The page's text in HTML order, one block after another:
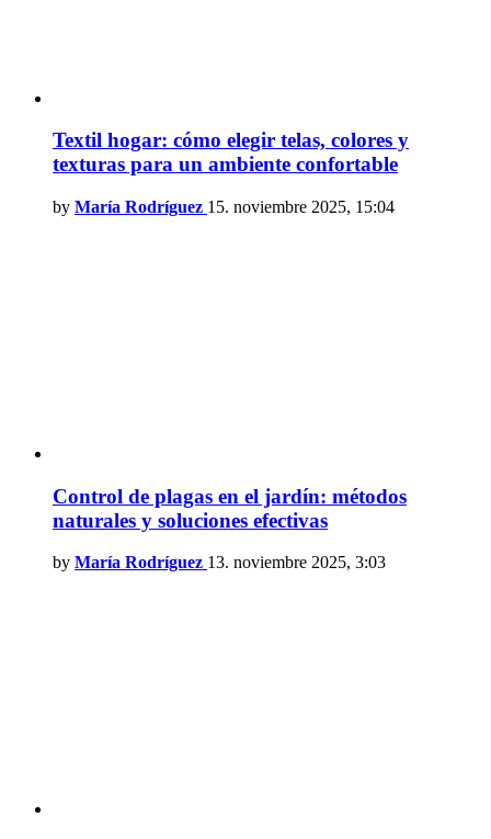
Textil hogar: cómo elegir telas, colores y
texturas para un ambiente confortable
by María Rodríguez 15. noviembre 2025, 15:04
Control de plagas en el jardín: métodos
naturales y soluciones efectivas
by María Rodríguez 13. noviembre 2025, 3:03